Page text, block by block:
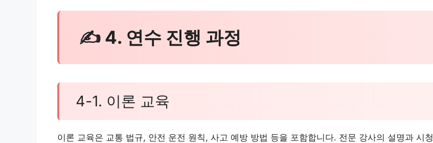
✍ 4. 연수 진행 과정
4-1. 이론 교육
이론 교육은 교통 법규, 안전 운전 원칙, 사고 예방 방법 등을 포함합니다. 전문 강사의 설명과 시청